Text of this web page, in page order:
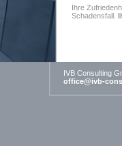
Ihre
Schadensfall.
IVB Consulting
office@ivb-